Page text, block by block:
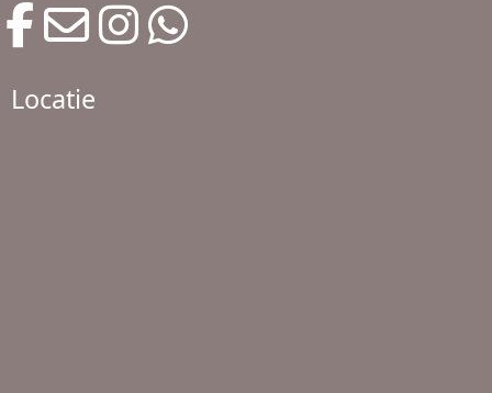
Locatie